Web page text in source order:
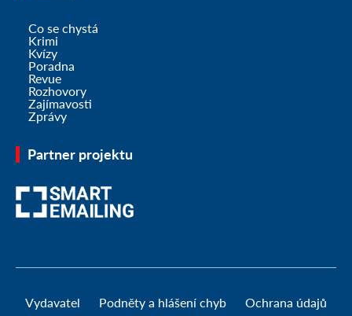
Co se chystá
Krimi
Kvízy
Poradna
Revue
Rozhovory
Zajímavosti
Zprávy
Partner projektu
Vydavatel Podněty a hlášení chyb Ochrana údajů